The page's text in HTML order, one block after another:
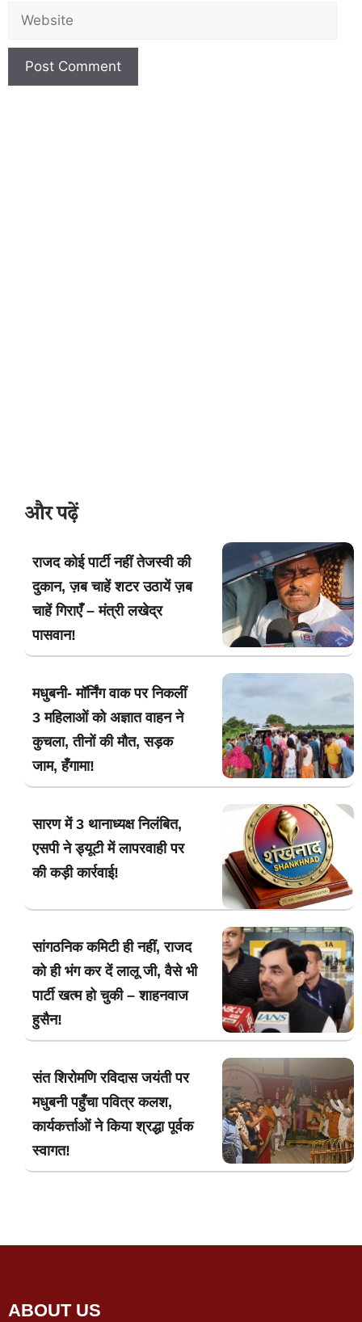
और पढ़ें
राजद कोई पार्टी नहीं तेजस्वी की
दुकान, ज़ब चाहें शटर उठायें ज़ब
चाहें गिराएँ – मंत्री लखेद्र
पासवान!
मधुबनी- मॉर्निंग वाक पर निकलीं
3 महिलाओं को अज्ञात वाहन ने
कुचला, तीनों की मौत, सड़क
जाम, हँगामा!
सारण में 3 थानाध्यक्ष निलंबित,
एसपी ने ड्यूटी में लापरवाही पर
की कड़ी कार्रवाई!
सांगठनिक कमिटी ही नहीं, राजद
को ही भंग कर दें लालू जी, वैसे भी
पार्टी खत्म हो चुकी – शाहनवाज
हुसैन!
संत शिरोमणि रविदास जयंती पर
मधुबनी पहुँचा पवित्र कलश,
कार्यकर्त्ताओं ने किया श्रद्धा पूर्वक
स्वागत!
ABOUT US